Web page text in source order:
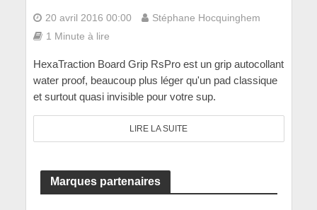
20 avril 2016 00:00
Stéphane Hocquinghem
1 Minute à lire
HexaTraction Board Grip RsPro est un grip autocollant
water proof, beaucoup plus léger qu'un pad classique
et surtout quasi invisible pour votre sup.
LIRE LA SUITE
Marques partenaires